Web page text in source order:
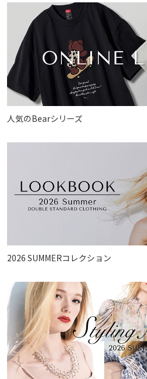
人気のBearシリーズ
2026 SUMMERコレクション